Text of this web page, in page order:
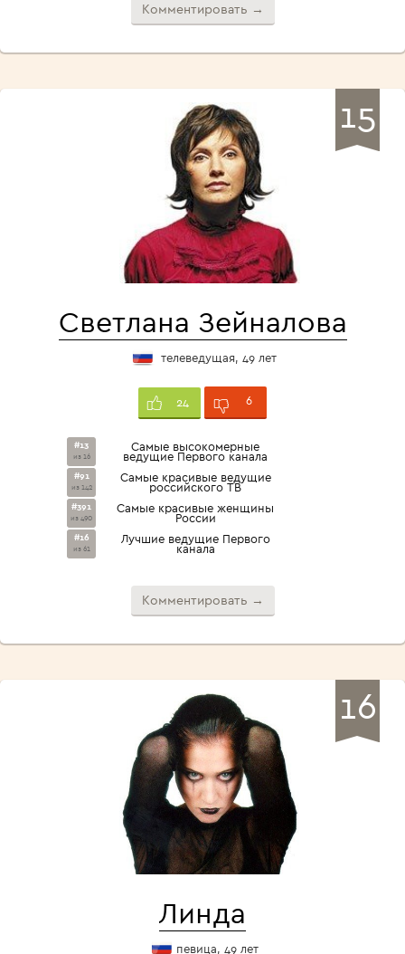
Комментировать →
15
Светлана Зейналова
телеведущая, 49 лет
24 6
#13
из 16
Самые высокомерные
ведущие Первого канала
#91
из 142
Самые красивые ведущие
российского ТВ
#391
из 490
Самые красивые женщины
России
#16
из 61
Лучшие ведущие Первого
канала
Комментировать →
16
Линда
певица, 49 лет